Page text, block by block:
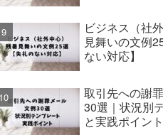
ビジネス（社
見舞いの文例
ない対応】
取引先への謝
30選｜状況別
と実践ポイント